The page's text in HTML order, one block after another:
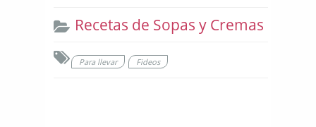
Recetas de Sopas y Cremas
Para llevar Fideos